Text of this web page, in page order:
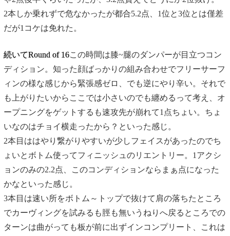
2本しか乗れずで危なかったが都合5.2点、1位と3位とは僅差
だが1コケは免れた。
続いてRound of 16この時間は膝~腿のダンパーが目立つコン
ディション。知った顔ばっかりの組み合わせでフリーサーフ
ィンの様な感じから緊張感ゼロ、でも逆にやり辛い。それで
も上がりたいからここでは小さいのでも纏めるって考え、オ
ープニングをゲットするも速攻先が崩れて1点ちょい。ちょ
いなのはチョイ横走ったから？といった感じ。
2本目ははやり繋がりやすいが少しフェイスがあったのでち
ょいとボトム使ってフィニッシュのリエントリー。1アクシ
ョンのみの2.2点、このコンディションならまぁ点になった
かなといった感じ。
3本目は速い所をボトム～トップで抜けて肩の落ちたところ
でカーヴィングを試みるも脛も無いうねりへ戻るところでの
ターンは曲がっても板が前に出ずインコンプリート、これは